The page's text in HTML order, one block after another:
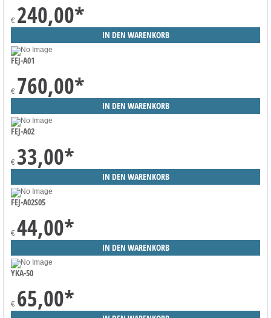
€ 240,00*
FEJ-A01
€ 760,00*
FEJ-A02
€ 33,00*
FEJ-A02S05
€ 44,00*
YKA-50
€ 65,00*